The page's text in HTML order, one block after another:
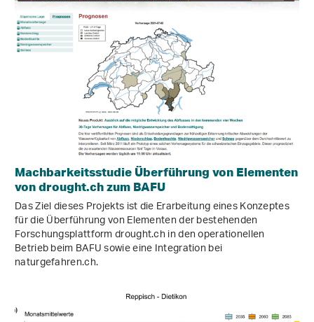
Machbarkeitsstudie Überführung von Elementen
von drought.ch zum BAFU
Das Ziel dieses Projekts ist die Erarbeitung eines Konzeptes
für die Überführung von Elementen der bestehenden
Forschungsplattform drought.ch in den operationellen
Betrieb beim BAFU sowie eine Integration bei
naturgefahren.ch.